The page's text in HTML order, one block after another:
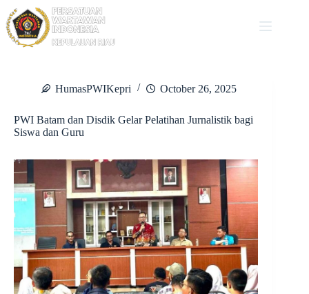
to
content
HumasPWIKepri October 26, 2025
PWI Batam dan Disdik Gelar Pelatihan Jurnalistik bagi
Siswa dan Guru